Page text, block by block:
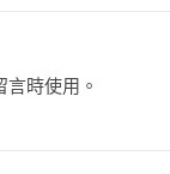
時使用。